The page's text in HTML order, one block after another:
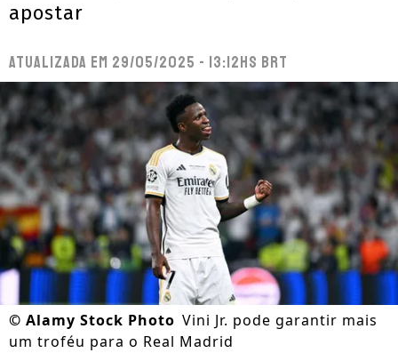
apostar
Atualizada em 29/05/2025 - 13:12hs BRT
© Alamy Stock Photo Vini Jr. pode garantir mais
um troféu para o Real Madrid